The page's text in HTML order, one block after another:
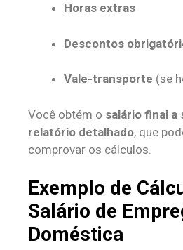
Horas extras
Descontos
Vale-transporte (se
Você obtém o salário final a
relatório detalhado, que
comprovar os cálculos.
Exemplo de
Salário de
Doméstica